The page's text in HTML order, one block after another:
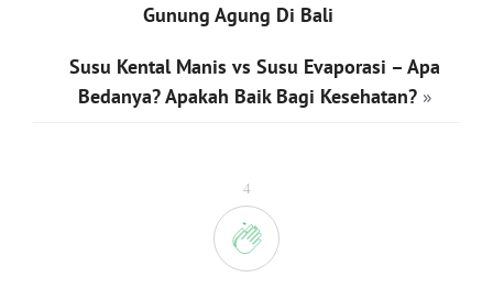
4
Gunung Agung Di Bali
Susu Kental Manis vs Susu Evaporasi – Apa
Bedanya? Apakah Baik Bagi Kesehatan?»